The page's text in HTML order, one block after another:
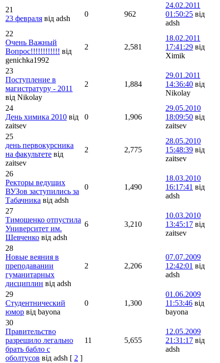
21
23 февраля від adsh
0 962
24.02.2011
01:50:25 від
adsh
22
Очень Важный
Вопрос!!!!!!!!!!!! від
genichka1992
2 2,581
18.02.2011
17:41:29 від
Ximik
23
Поступление в
магистратуру - 2011
від Nikolay
2 1,884
29.01.2011
14:36:40 від
Nikolay
24
День химика 2010 від
zaitsev
0 1,906
29.05.2010
18:09:50 від
zaitsev
25
день первокурсника
на факультете від
zaitsev
2 2,775
28.05.2010
15:48:39 від
zaitsev
26
Ректоры ведущих
ВУЗов заступились за
Табачника від adsh
0 1,490
18.03.2010
16:17:41 від
adsh
27
Тимошенко отпустила
Университет им.
Шевченко від adsh
6 3,210
10.03.2010
13:45:17 від
zaitsev
28
Новые веяния в
преподавании
гуманитарных
дисциплин від adsh
2 2,206
07.07.2009
12:42:01 від
adsh
29
Студентнический
юмор від bayona
0 1,300
01.06.2009
11:53:46 від
bayona
30
Правительство
разрешило легально
брать бабло с
оболтусов від adsh [ 2 ]
11 5,655
12.05.2009
21:31:17 від
adsh